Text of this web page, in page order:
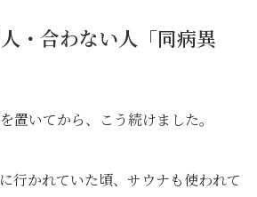
・合わない人「同病異
置いてから、こう続けました。
行かれていた頃、サウナも使われて